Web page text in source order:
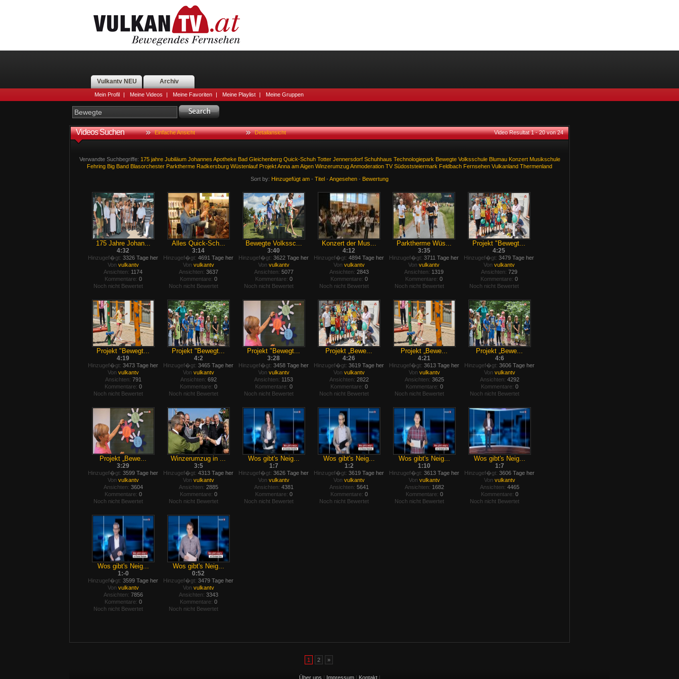
Vulkantv NEU Archiv
Mein Profil | Meine Videos | Meine Favoriten | Meine Playlist | Meine Gruppen
Videos Suchen Einfache Ansicht Detailansicht Video Resultat 1 - 20 von 24
Verwandte Suchbegriffe: 175 jahre Jubiläum Johannes Apotheke Bad Gleichenberg Quick-Schuh Totter Jennersdorf Schuhhaus Technologiepark Bewegte Volksschule Blumau Konzert Musikschule
Fehring Big Band Blasorchester Parktherme Radkersburg Wüstenlauf ProjektAnna amAigen WinzerumzugAnmoderation TV Südoststeiermark Feldbach Fernsehen Vulkanland Thermenland
Sort by: Hinzugefügt am - Titel - Angesehen - Bewertung
175 Jahre Johan...
4:32
Hinzugef�gt: 3326 Tage her
Von vulkantv
Ansichten: 1174
Kommentare: 0
Noch nicht Bewertet
Alles Quick-Sch...
3:14
Hinzugef�gt: 4691 Tage her
Von vulkantv
Ansichten: 3637
Kommentare: 0
Noch nicht Bewertet
Bewegte Volkssc...
3:40
Hinzugef�gt: 3622 Tage her
Von vulkantv
Ansichten: 5077
Kommentare: 0
Noch nicht Bewertet
Konzert der Mus...
4:12
Hinzugef�gt: 4894 Tage her
Von vulkantv
Ansichten: 2843
Kommentare: 0
Noch nicht Bewertet
Parktherme Wüs...
3:35
Hinzugef�gt: 3711 Tage her
Von vulkantv
Ansichten: 1319
Kommentare: 0
Noch nicht Bewertet
Projekt "Bewegt...
4:25
Hinzugef�gt: 3479 Tage her
Von vulkantv
Ansichten: 729
Kommentare: 0
Noch nicht Bewertet
Projekt "Bewegt...
4:19
Hinzugef�gt: 3473 Tage her
Von vulkantv
Ansichten: 791
Kommentare: 0
Noch nicht Bewertet
Projekt "Bewegt...
4:2
Hinzugef�gt: 3465 Tage her
Von vulkantv
Ansichten: 692
Kommentare: 0
Noch nicht Bewertet
Projekt "Bewegt...
3:28
Hinzugef�gt: 3458 Tage her
Von vulkantv
Ansichten: 1153
Kommentare: 0
Noch nicht Bewertet
Projekt „Bewe...
4:26
Hinzugef�gt: 3619 Tage her
Von vulkantv
Ansichten: 2822
Kommentare: 0
Noch nicht Bewertet
Projekt „Bewe...
4:21
Hinzugef�gt: 3613 Tage her
Von vulkantv
Ansichten: 3625
Kommentare: 0
Noch nicht Bewertet
Projekt „Bewe...
4:6
Hinzugef�gt: 3606 Tage her
Von vulkantv
Ansichten: 4292
Kommentare: 0
Noch nicht Bewertet
Projekt „Bewe...
3:29
Hinzugef�gt: 3599 Tage her
Von vulkantv
Ansichten: 3604
Kommentare: 0
Noch nicht Bewertet
Winzerumzug in ...
3:5
Hinzugef�gt: 4313 Tage her
Von vulkantv
Ansichten: 2885
Kommentare: 0
Noch nicht Bewertet
Wos gibt's Neig...
1:7
Hinzugef�gt: 3626 Tage her
Von vulkantv
Ansichten: 4381
Kommentare: 0
Noch nicht Bewertet
Wos gibt's Neig...
1:2
Hinzugef�gt: 3619 Tage her
Von vulkantv
Ansichten: 5641
Kommentare: 0
Noch nicht Bewertet
Wos gibt's Neig...
1:10
Hinzugef�gt: 3613 Tage her
Von vulkantv
Ansichten: 1682
Kommentare: 0
Noch nicht Bewertet
Wos gibt's Neig...
1:7
Hinzugef�gt: 3606 Tage her
Von vulkantv
Ansichten: 4465
Kommentare: 0
Noch nicht Bewertet
Wos gibt's Neig...
1:-0
Hinzugef�gt: 3599 Tage her
Von vulkantv
Ansichten: 7856
Kommentare: 0
Noch nicht Bewertet
Wos gibt's Neig...
0:52
Hinzugef�gt: 3479 Tage her
Von vulkantv
Ansichten: 3343
Kommentare: 0
Noch nicht Bewertet
1 2 »
Über uns | Impressum| Kontakt|